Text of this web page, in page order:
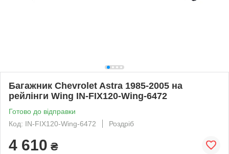
Багажник Chevrolet Astra 1985-2005 на
рейлінги Wing IN-FIX120-Wing-6472
Готово до відправки
Код: IN-FIX120-Wing-6472
Роздріб
4 610 ₴